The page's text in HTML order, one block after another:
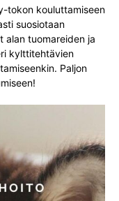
tokon kouluttamiseen
suosiotaan
alan tuomareiden ja
kylttitehtävien
Paljon